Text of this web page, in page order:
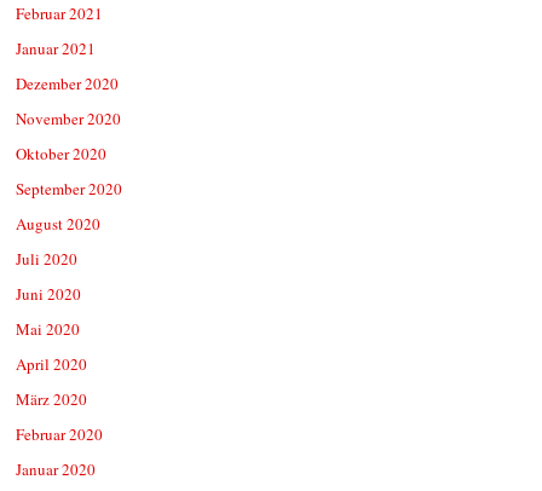
Februar 2021
Januar 2021
Dezember 2020
November 2020
Oktober 2020
September 2020
August 2020
Juli 2020
Juni 2020
Mai 2020
April 2020
März 2020
Februar 2020
Januar 2020